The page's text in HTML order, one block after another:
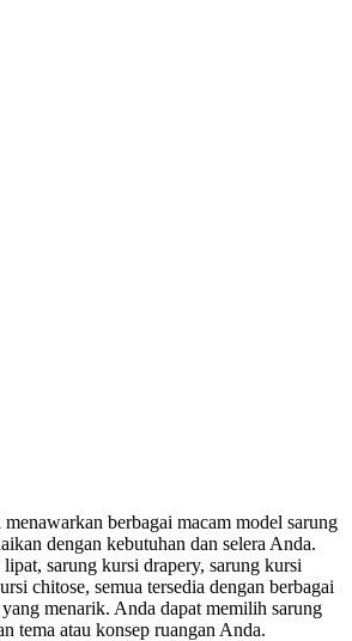
berbagai macam model sarung
dengan kebutuhan dan selera Anda.
sarung kursi drapery, sarung kursi
chitose, semua tersedia dengan berbagai
menarik. Anda dapat memilih sarung
tema atau konsep ruangan Anda.